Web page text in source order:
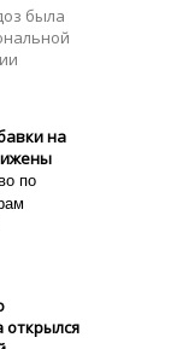
была
на
по
открылся